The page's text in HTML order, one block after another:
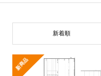
新着順
新商品